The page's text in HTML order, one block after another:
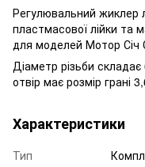
Регулювальний жиклер
пластмасової лійки та
для моделей Мотор
Діаметр різьби
отвір має розмір грані
Характеристики
Тип